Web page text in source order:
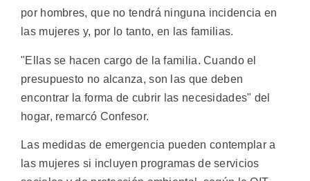
por hombres, que no tendrá ninguna incidencia en
las mujeres y, por lo tanto, en las familias.
"Ellas se hacen cargo de la familia. Cuando el
presupuesto no alcanza, son las que deben
encontrar la forma de cubrir las necesidades" del
hogar, remarcó Confesor.
Las medidas de emergencia pueden contemplar a
las mujeres si incluyen programas de servicios